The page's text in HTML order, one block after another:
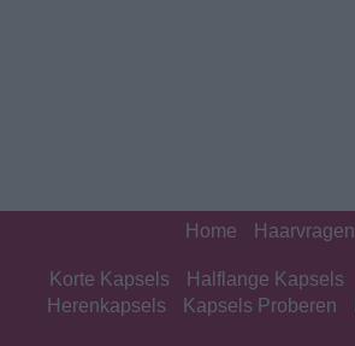
Home Haarvragen
Korte Kapsels Halflange Kapsels
Herenkapsels
Kapsels Proberen